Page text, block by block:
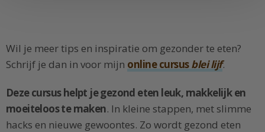
Wil je meer tips en inspiratie om gezonder te eten?
Schrijf je dan in voor mijn online cursusblei lijf.
Deze cursus helpt je gezond eten leuk, makkelijk en
moeiteloos te maken. In kleine stappen, met slimme
hacks en nieuwe gewoontes. Zo wordt gezond eten